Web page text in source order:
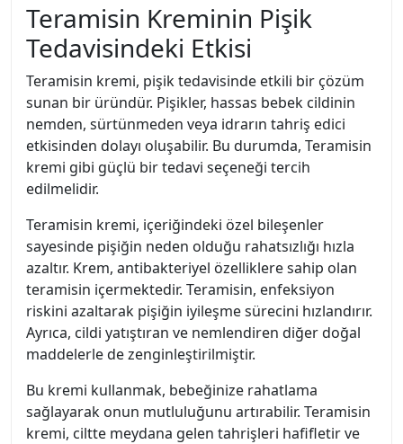
Teramisin Kreminin Pişik
Tedavisindeki Etkisi
Teramisin kremi, pişik tedavisinde etkili bir çözüm
sunan bir üründür. Pişikler, hassas bebek cildinin
nemden, sürtünmeden veya idrarın tahriş edici
etkisinden dolayı oluşabilir. Bu durumda, Teramisin
kremi gibi güçlü bir tedavi seçeneği tercih
edilmelidir.
Teramisin kremi, içeriğindeki özel bileşenler
sayesinde pişiğin neden olduğu rahatsızlığı hızla
azaltır. Krem, antibakteriyel özelliklere sahip olan
teramisin içermektedir. Teramisin, enfeksiyon
riskini azaltarak pişiğin iyileşme sürecini hızlandırır.
Ayrıca, cildi yatıştıran ve nemlendiren diğer doğal
maddelerle de zenginleştirilmiştir.
Bu kremi kullanmak, bebeğinize rahatlama
sağlayarak onun mutluluğunu artırabilir. Teramisin
kremi, ciltte meydana gelen tahrişleri hafifletir ve